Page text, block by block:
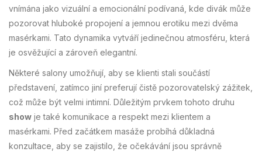
vnímána jako vizuální a emocionální podívaná, kde divák může
pozorovat hluboké propojení a jemnou erotiku mezi dvěma
masérkami. Tato dynamika vytváří jedinečnou atmosféru, která
je osvěžující a zároveň elegantní.
Některé salony umožňují, aby se klienti stali součástí
představení, zatímco jiní preferují čistě pozorovatelský zážitek,
což může být velmi intimní. Důležitým prvkem tohoto druhu
show je také komunikace a respekt mezi klientem a
masérkami. Před začátkem masáže probíhá důkladná
konzultace, aby se zajistilo, že očekávání jsou správně